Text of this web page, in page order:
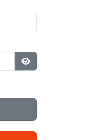
Показать пароль